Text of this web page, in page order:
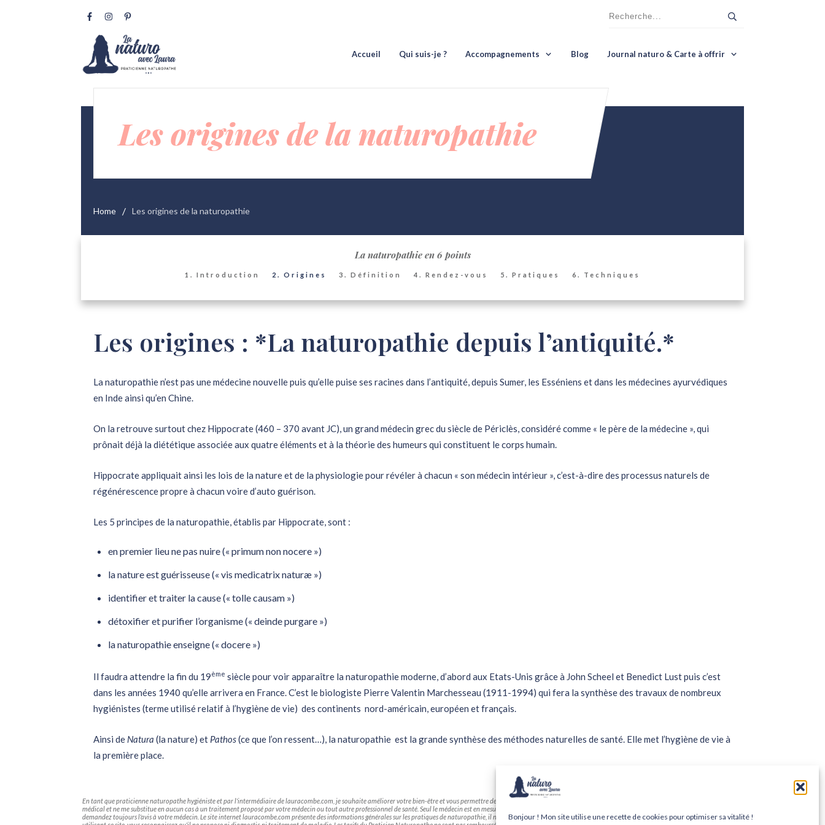
Bonjour ! Mon site utilise une recette de cookies pour optimiser sa vitalité !
Accueil Qui suis-je ? Accompagnements Blog Journal naturo & Carte à offrir
Les origines de la naturopathie
Home / Les origines de la naturopathie
La naturopathie en6 points
1. Introduction​​​​​​ 2. Origines 3. Définition 4. Re​​​​​ndez-vous 5. Pratiques 6. Techniques
Les origines : *La naturopathie depuis l’antiquité.*
La naturopathie n’est pas une médecine nouvelle puis qu’elle puise ses racines dans l’antiquité, depuis Sumer, les Esséniens et dans les médecines ayurvédiques
en Inde ainsi qu’en Chine.
On la retrouve surtout chez Hippocrate (460 – 370 avant JC), un grand médecin grec du siècle de Périclès, considéré comme « le père de la médecine », qui
prônait déjà la diététique associée aux quatre éléments et à la théorie des humeurs qui constituent le corps humain.
Hippocrate appliquait ainsi les lois de la nature et de la physiologie pour révéler à chacun « son médecin intérieur », c’est-à-dire des processus naturels de
régénérescence propre à chacun voire d’auto guérison.
Les 5 principes de la naturopathie, établis par Hippocrate, sont :
en premier lieu ne pas nuire (« primum non nocere »)
la nature est guérisseuse (« vis medicatrix naturæ »)
identifier et traiter la cause (« tolle causam »)
détoxifier et purifier l’organisme (« deinde purgare »)
la naturopathie enseigne (« docere »)
Il faudra attendre la fin du 19ème siècle pour voir apparaître la naturopathie moderne, d’abord aux Etats-Unis grâce à John Scheel et Benedict Lust puis c’est
dans les années 1940 qu’elle arrivera en France. C’est le biologiste Pierre Valentin Marchesseau (1911-1994) qui fera la synthèse des travaux de nombreux
hygiénistes (terme utilisé relatif à l’hygiène de vie) des continents nord-américain, européen et français.
Ainsi de Natura (la nature) et Pathos(ce que l’on ressent…), la naturopathie est la grande synthèse des méthodes naturelles de santé. Elle met l’hygiène de vie à
la première place.
En tant que praticienne naturopathe hygiéniste et par l'intermédiaire de lauracombe.com, je souhaite améliorer votre bien-être et vous permettre de retrouver un équilibre et une bonne vitalité. J'interviens en complément du corps
médical et ne me substitue en aucun cas à un traitement proposé par votre médecin ou tout autre professionnel de santé. Seul le médecin est en mesure de poser un diagnostic et de vous proposer les traitements appropriés. En cas de doute,
demandez toujours l'avis à votre médecin. Le site internetlauracombe.com présente des informations générales sur les pratiques de naturopathie, il ne s'agit en aucun cas de conseils personnalisés ou de consultations médicales. En